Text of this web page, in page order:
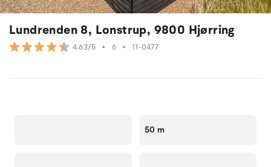
Lundrenden 8, Lonstrup, 9800 Hjørring
4.63/5 • 6 • 11-0477
50 m